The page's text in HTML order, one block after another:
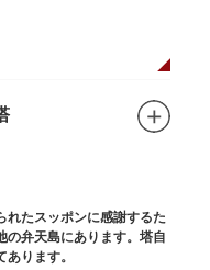
れたスッポンに感謝するた
の弁天島にあります。塔自
ります。